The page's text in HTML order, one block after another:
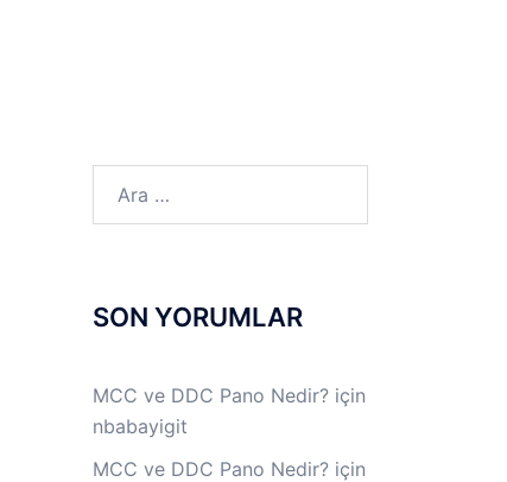
SON YORUMLAR
MCC ve DDC Pano Nedir?için
nbabayigit
MCC ve DDC Pano Nedir?için